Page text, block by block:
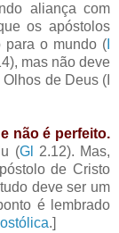
aliança com
os apóstolos
para o mundo (
mas não deve
de Deus (I
não é perfeito.
(Gl 2.12). Mas,
de Cristo
deve ser um
é lembrado
.]